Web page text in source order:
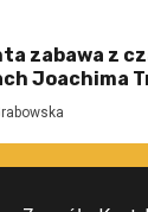
zabawa z
Joachima